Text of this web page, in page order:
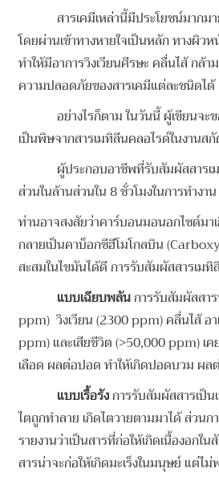
สารเคมีเหล่านี้มีประโยชน์มากมาย
โดยผ่านเข้าทางหายใจเป็นหลัก ทางผิ
ทำให้มีอาการวิงเวียนศีรษะ คลื่นไส้ กล้
ความปลอดภัยของสารเคมีแต่ละชนิดได้
อย่างไรก็ตาม ในวันนี้ ผู้เขียนจะขอ
เป็นพิษจากสารเมทิลีนคลอไรด์ในงาน
ผู้ประกอบอาชีพที่รับสัมผัสสารเมทิลี
ส่วนในล้านส่วนใน 8 ชั่วโมงในการทำง
ท่านอาจสงสัยว่าคาร์บอนมอนอกไซด์ม
กลายเป็นคาบ็อกซีฮีโมโกลบิน
สะสมในไขมันได้ดี การรับสัมผัสสารเม
แบบเฉียบพลันการรับสัมผัสสา
ppm) วิงเวียน (2300 ppm) คลื่นไส้ อ
ppm) และเสียชีวิต (>50,000 ppm) เ
เลือด ผลต่อปอด ทำให้เกิดปอดบวม ผ
แบบเรื้อรังการรับสัมผัสสารเป็
ไตถูกทำลาย เกิดไตวายตามมาได้ ส่วน
รายงานว่าเป็นสารที่ก่อให้เกิดเนื้องอ
สารน่าจะก่อให้เกิดมะเร็งในมนุษย์ แต่